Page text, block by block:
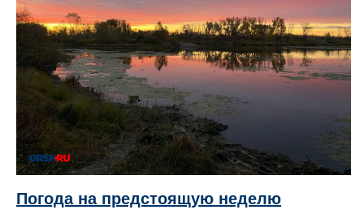
Погода на предстоящую неделю